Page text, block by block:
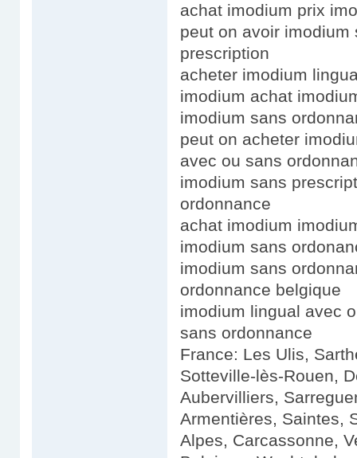
achat imodium prix
peut on avoir
prescription
acheter imodium
imodium achat
imodium sans
peut on acheter
avec ou sans
imodium sans
ordonnance
achat imodium
imodium sans
imodium sans
ordonnance belgique
imodium lingual avec
sans ordonnance
France: Les Ulis,
Sotteville-lès-Rouen,
Aubervilliers,
Armentières, Saintes,
Alpes, Carcassonne,